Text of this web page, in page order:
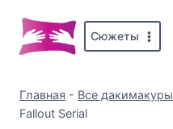
содержимому
Сюжеты
Главная - Все дакимакуры
Fallout Serial